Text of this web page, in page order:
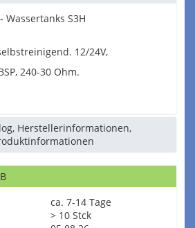
Wassertanks S3H
12/24V,
240-30 Ohm.
Herstellerinformationen,
ca. 7-14 Tage
> 10 Stck